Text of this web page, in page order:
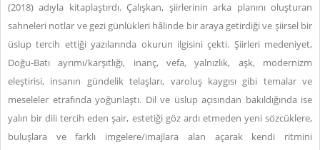
(2018) adıyla kitaplaştırdı. Çalışkan, şiirlerinin arka planını oluşturan
sahneleri notlar ve gezi günlükleri hâlinde bir araya getirdiği ve şiirsel bir
üslup tercih ettiği yazılarında okurun ilgisini çekti. Şiirleri medeniyet,
Doğu-Batı ayrımı/karşıtlığı, inanç, vefa, yalnızlık, aşk, modernizm
eleştirisi, insanın gündelik telaşları, varoluş kaygısı gibi temalar ve
meseleler etrafında yoğunlaştı. Dil ve üslup açısından bakıldığında ise
yalın bir dili tercih eden şair, estetiği göz ardı etmeden yeni sözcüklere,
buluşlara ve farklı imgelere/imajlara alan açarak kendi ritmini